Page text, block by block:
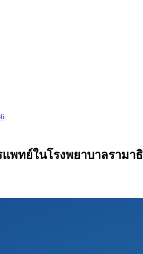
พทย์ในโรงพยาบาลรามา